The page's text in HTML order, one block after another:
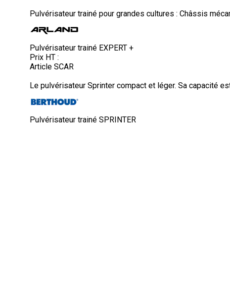
Pulvérisateur trainé pour grandes cultures : Châssis
Pulvérisateur trainé EXPERT +
Prix HT :
Article SCAR
Le pulvérisateur Sprinter compact et léger. Sa capacité
Pulvérisateur trainé SPRINTER